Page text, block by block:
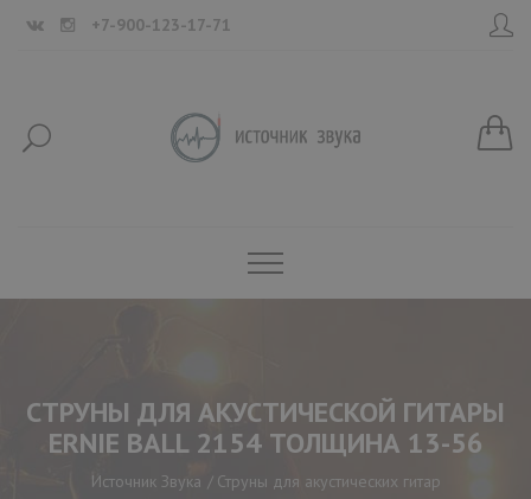
+7-900-123-17-71
СТРУНЫ ДЛЯ АКУСТИЧЕСКОЙ ГИТАРЫ
ERNIE BALL 2154 ТОЛЩИНА 13-56
Источник Звука
Струны для акустических гитар